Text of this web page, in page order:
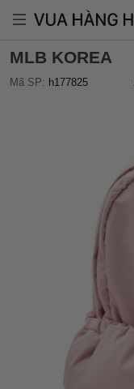
MLB KOREA
Mã SP: h177825